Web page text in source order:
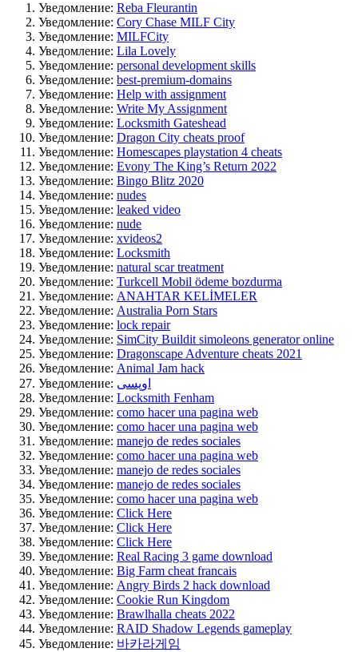
Уведомление: Reba Fleurantin
Уведомление: Cory Chase MILF City
Уведомление: MILFCity
Уведомление: Lila Lovely
Уведомление: personal development skills
Уведомление: best-premium-domains
Уведомление: Help with assignment
Уведомление: Write My Assignment
Уведомление: Locksmith Gateshead
Уведомление: Dragon City cheats proof
Уведомление: Homescapes playstation 4 cheats
Уведомление: Evony The King’s Return 2022
Уведомление: Bingo Blitz 2020
Уведомление: nudes
Уведомление: leaked video
Уведомление: nude
Уведомление: xvideos2
Уведомление: Locksmith
Уведомление: natural scar treatment
Уведомление: Turkcell Mobil ödeme bozdurma
Уведомление: ANAHTAR KELİMELER
Уведомление: Australia Porn Stars
Уведомление: lock repair
Уведомление: SimCity Buildit simoleons generator online
Уведомление: Dragonscape Adventure cheats 2021
Уведомление: Animal Jam hack
Уведомление: اوپسی
Уведомление: Locksmith Fenham
Уведомление: como hacer una pagina web
Уведомление: como hacer una pagina web
Уведомление: manejo de redes sociales
Уведомление: como hacer una pagina web
Уведомление: manejo de redes sociales
Уведомление: manejo de redes sociales
Уведомление: como hacer una pagina web
Уведомление: Click Here
Уведомление: Click Here
Уведомление: Click Here
Уведомление: Real Racing 3 game download
Уведомление: Big Farm cheat francais
Уведомление: Angry Birds 2 hack download
Уведомление: Cookie Run Kingdom
Уведомление: Brawlhalla cheats 2022
Уведомление: RAID Shadow Legends gameplay
Уведомление: 바카라게임